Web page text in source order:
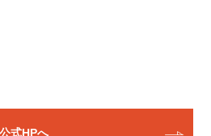
公式HPへ